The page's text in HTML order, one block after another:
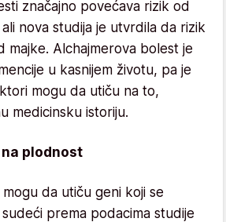
značajno povećava rizik od
nova studija je utvrdila da rizik
majke. Alchajmerova bolest je
u kasnijem životu, pa je
mogu da utiču na to,
medicinsku istoriju.
plodnost
da utiču geni koji se
prema podacima studije